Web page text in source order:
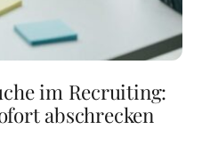
im Recruiting:
abschrecken